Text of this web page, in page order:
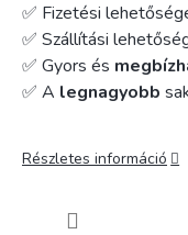
✅ Fizetési
✅ Szállítási
✅ Gyors és
✅ A legnagyobb
Részletes információ